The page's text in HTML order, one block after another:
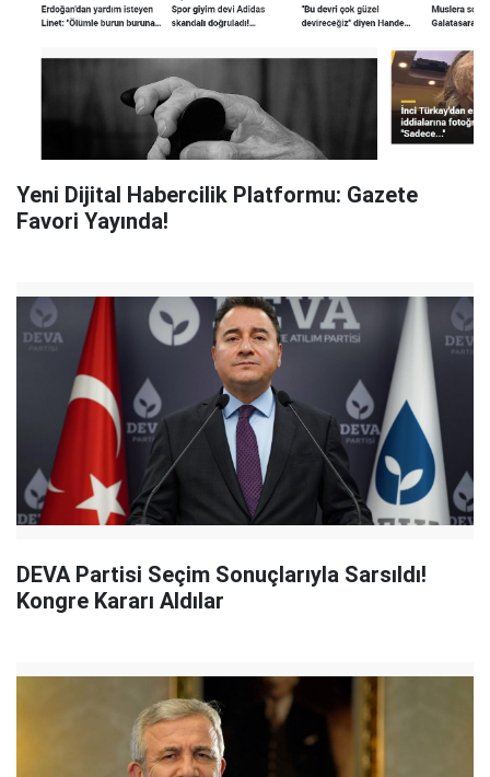
Yeni Dijital Habercilik Platformu: Gazete
Favori Yayında!
DEVA Partisi Seçim Sonuçlarıyla Sarsıldı!
Kongre Kararı Aldılar